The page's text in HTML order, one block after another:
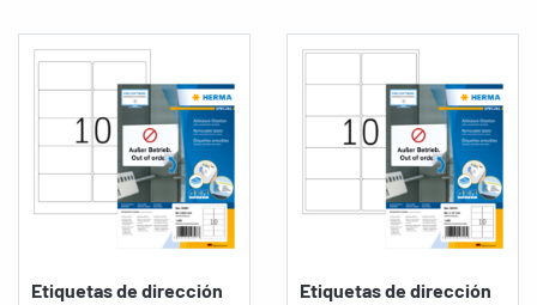
Etiquetas de dirección
Etiquetas de dirección